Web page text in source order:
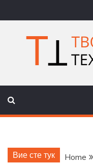
to
content
Вие сте тук Home